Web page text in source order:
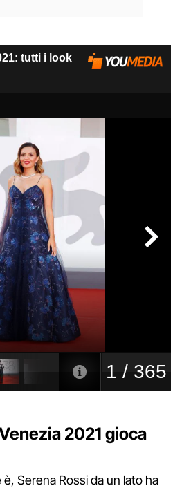
2021 gioca
è, Serena Rossi da un lato ha